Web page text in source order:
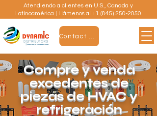
Atendiendo a clientes en U.S., Canada y
Latinoamérica | Llámenos al +1 (845) 250-2050
Compre y venda
excedentes de
piezas de HVAC y
refrigeración